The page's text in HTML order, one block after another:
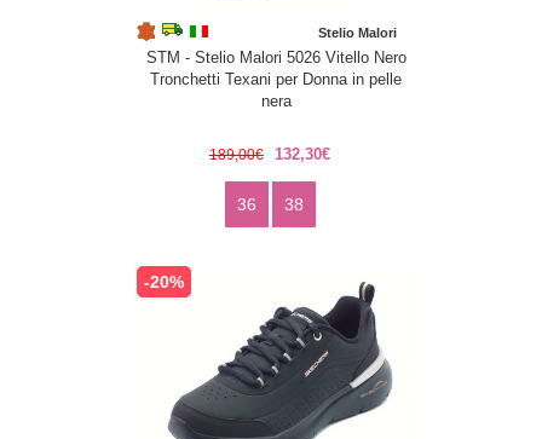
Stelio Malori
STM - Stelio Malori 5026 Vitello Nero
Tronchetti Texani per Donna in pelle
nera
189,00€ 132,30€
36 38
-20%